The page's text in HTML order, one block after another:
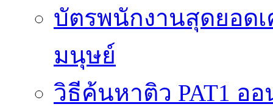
บัตรพนักงานสุดยอด
มนุษย์
วิธีค้นหาติว PAT1 อ